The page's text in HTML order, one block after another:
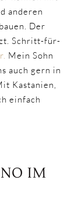
anderen
Der
Schritt-für-
Mein Sohn
auch gern in
Kastanien,
einfach
IM